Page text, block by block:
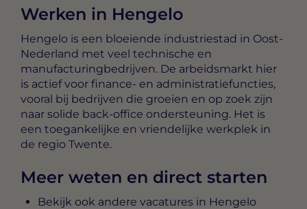
Werken in Hengelo
Hengelo is een bloeiende industriestad in Oost-
Nederland met veel technische en
manufacturingbedrijven. De arbeidsmarkt hier
is actief voor finance- en administratiefuncties,
vooral bij bedrijven die groeien en op zoek zijn
naar solide back-office ondersteuning. Het is
een toegankelijke en vriendelijke werkplek in
de regio Twente.
Meer weten en direct starten
Bekijk ook andere vacatures in Hengelo